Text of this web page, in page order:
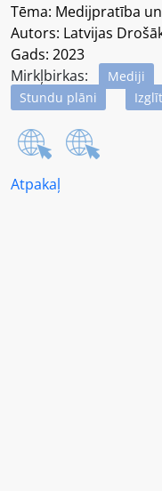
Tēma: Medijpratība
Autors: Latvijas
Gads: 2023
Mirkļbirkas:
Mediji
Stundu plāni
Atpakaļ